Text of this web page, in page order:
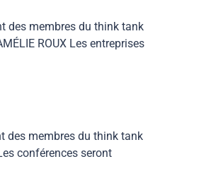
des membres du think tank
ROUX Les entreprises
des membres du think tank
conférences seront